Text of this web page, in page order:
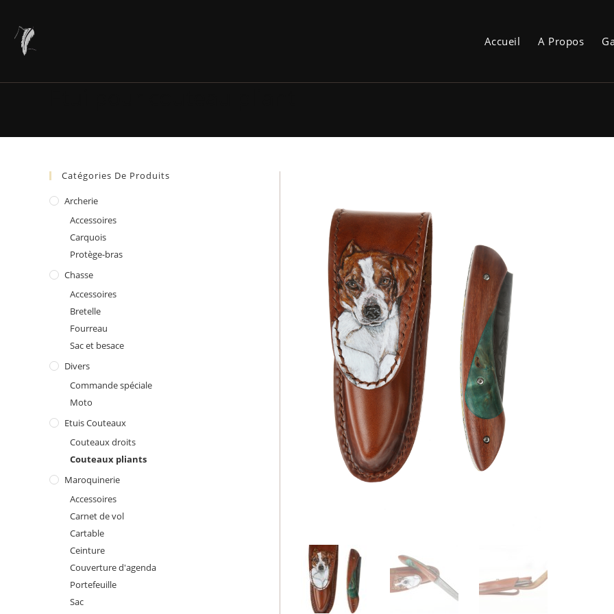
content
Accueil A Propos
Catégories De Produits
Archerie
Accessoires
Carquois
Protège-bras
Chasse
Accessoires
Bretelle
Fourreau
Sac et besace
Divers
Commande spéciale
Moto
Etuis Couteaux
Couteaux droits
Couteaux pliants
Maroquinerie
Accessoires
Carnet de vol
Cartable
Ceinture
Couverture d'agenda
Portefeuille
Sac